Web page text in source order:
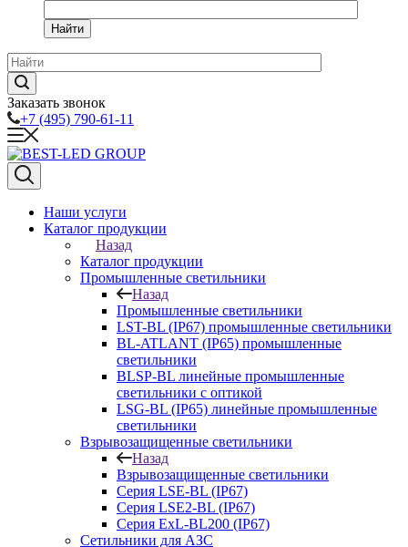
Найти
Заказать звонок
+7 (495) 790-61-11
Наши услуги
Каталог продукции
Назад
Каталог продукции
Промышленные светильники
Назад
Промышленные светильники
LST-BL (IP67) промышленные светильники
BL-ATLANT (IP65) промышленные
светильники
BLSP-BL линейные промышленные
светильники с оптикой
LSG-BL (IP65) линейные промышленные
светильники
Взрывозащищенные светильники
Назад
Взрывозащищенные светильники
Серия LSE-BL (IP67)
Серия LSE2-BL (IP67)
Серия ExL-BL200 (IP67)
Сетильники для АЗС